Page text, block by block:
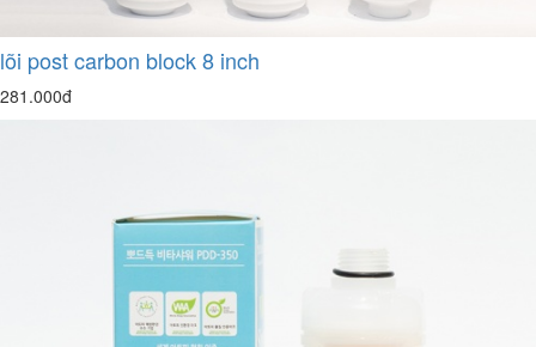
lõi post carbon block 8 inch
281.000đ